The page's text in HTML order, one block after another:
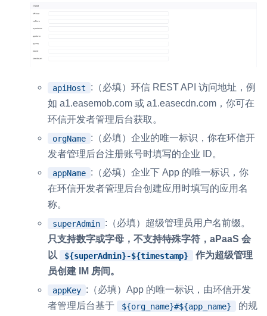
apiHost
:（必填）环信 REST API 访问地址，例
如 a1.easemob.com 或 a1.easecdn.com，你可在
环信开发者管理后台获取。
orgName :（必填）企业的唯一标识，你在环信开
发者管理后台注册账号时填写的企业 ID。
appName :（必填）企业下 App 的唯一标识，你
在环信开发者管理后台创建应用时填写的应用名
称。
superAdmin :（必填）超级管理员用户名前缀。
只支持数字或字母，不支持特殊字符，aPaaS 会
以
${superAdmin}-${timestamp}
作为超级管理
员创建 IM 房间。
appKey :（必填）App 的唯一标识，由环信开发
者管理后台基于
${org_name}#${app_name}
的规